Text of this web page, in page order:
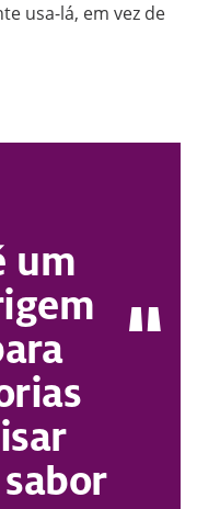
usa-lá, em vez de
um